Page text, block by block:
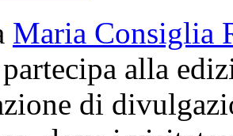
Maria Consiglia
alla
di